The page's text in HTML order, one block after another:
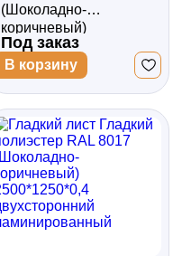
(Шоколадно-
коричневый)
3000*1250*0,4
двухсторонний
ламинированный
Под заказ
В корзину